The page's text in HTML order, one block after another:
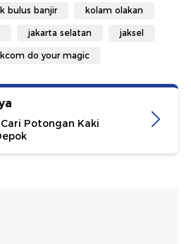
bulus banjir kolam olakan
jakarta selatan jaksel
do your magic
Potongan Kaki